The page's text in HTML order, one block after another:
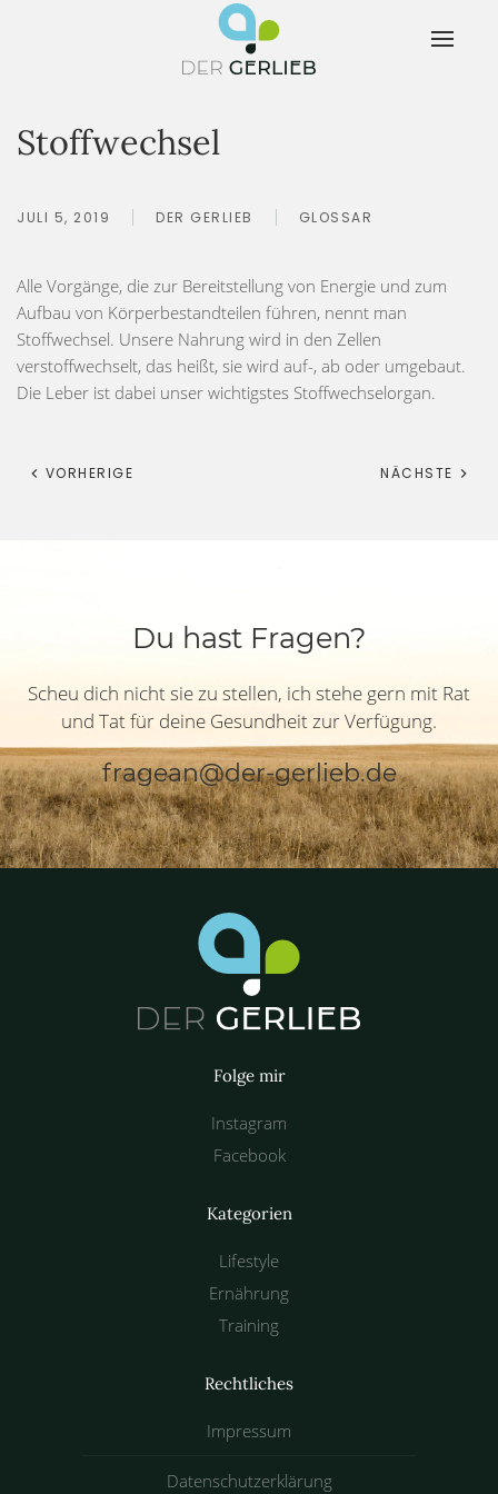
Stoffwechsel
JULI 5, 2019 DER GERLIEB GLOSSAR
Alle Vorgänge, die zur Bereitstellung von Energie und zum
Aufbau von Körperbestandteilen führen, nennt man
Stoffwechsel. Unsere Nahrung wird in den Zellen
verstoffwechselt, das heißt, sie wird auf-, ab oder umgebaut.
Die Leber ist dabei unser wichtigstes Stoffwechselorgan.
VORHERIGE NÄCHSTE
Du hast Fragen?
Scheu dich nicht sie zu stellen, ich stehe gern mit Rat
und Tat für deine Gesundheit zur Verfügung.
fragean@der-gerlieb.de
Folge mir
Instagram
Facebook
Kategorien
Lifestyle
Ernährung
Training
Rechtliches
Impressum
Datenschutzerklärung